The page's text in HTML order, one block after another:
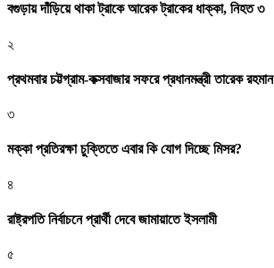
বগুড়ায় দাঁড়িয়ে থাকা ট্রাকে আরেক ট্রাকের ধাক্কা, নিহত ৩
২
প্রথমবার চট্টগ্রাম-কক্সবাজার সফরে প্রধানমন্ত্রী তারেক রহমান
৩
মক্কা প্রতিরক্ষা চুক্তিতে এবার কি যোগ দিচ্ছে মিসর?
৪
রাষ্ট্রপতি নির্বাচনে প্রার্থী দেবে জামায়াতে ইসলামী
৫